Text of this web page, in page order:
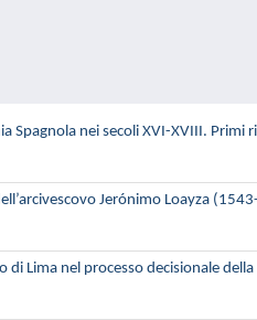
Spagnola nei secoli XVI-XVIII. Primi
Jerónimo Loayza
di Lima nel processo decisionale